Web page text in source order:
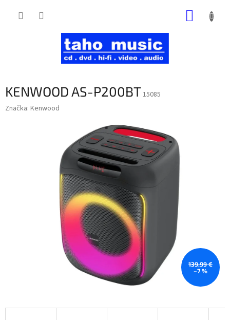
KENWOOD AS-P200BT15085
Značka: Kenwood
139,99 €
–7 %